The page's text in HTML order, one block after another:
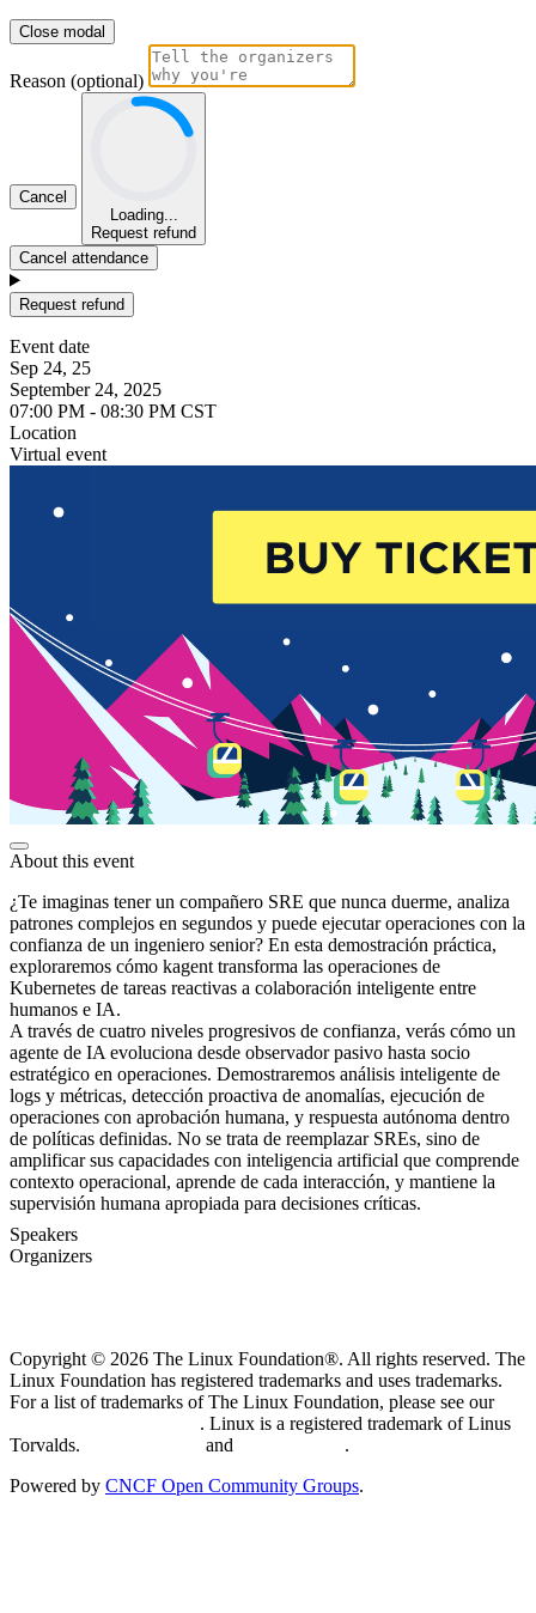
Close modal
Reason (optional)
Cancel
Loading...
Request refund
Cancel attendance
Request refund
Event date
Sep 24, 25
September 24, 2025
07:00 PM - 08:30 PM CST
Location
Virtual event
About this event
¿Te imaginas tener un compañero SRE que nunca duerme, analiza
patrones complejos en segundos y puede ejecutar operaciones con la
confianza de un ingeniero senior? En esta demostración práctica,
exploraremos cómo kagent transforma las operaciones de
Kubernetes de tareas reactivas a colaboración inteligente entre
humanos e IA.
A través de cuatro niveles progresivos de confianza, verás cómo un
agente de IA evoluciona desde observador pasivo hasta socio
estratégico en operaciones. Demostraremos análisis inteligente de
logs y métricas, detección proactiva de anomalías, ejecución de
operaciones con aprobación humana, y respuesta autónoma dentro
de políticas definidas. No se trata de reemplazar SREs, sino de
amplificar sus capacidades con inteligencia artificial que comprende
contexto operacional, aprende de cada interacción, y mantiene la
supervisión humana apropiada para decisiones críticas.
Speakers
Organizers
Copyright © 2026 The Linux Foundation®. All rights reserved. The
Linux Foundation has registered trademarks and uses trademarks.
For a list of trademarks of The Linux Foundation, please see our
. Linux is a registered trademark of Linus
Torvalds.
and
.
Powered by CNCF Open Community Groups.